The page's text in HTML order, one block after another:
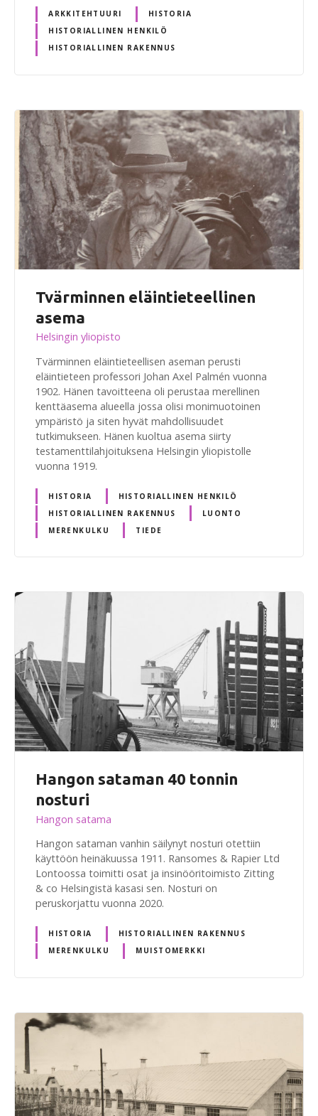
ARKKITEHTUURI
HISTORIA
HISTORIALLINEN HENKILÖ
HISTORIALLINEN RAKENNUS
Tvärminnen eläintieteellinen
asema
Helsingin yliopisto
Tvärminnen eläintieteellisen aseman perusti
eläintieteen professori Johan Axel Palmén vuonna
1902. Hänen tavoitteena oli perustaa merellinen
kenttäasema alueella jossa olisi monimuotoinen
ympäristö ja siten hyvät mahdollisuudet
tutkimukseen. Hänen kuoltua asema siirty
testamenttilahjoituksena Helsingin yliopistolle
vuonna 1919.
HISTORIA
HISTORIALLINEN HENKILÖ
HISTORIALLINEN RAKENNUS
LUONTO
MERENKULKU
TIEDE
Hangon sataman 40 tonnin
nosturi
Hangon satama
Hangon sataman vanhin säilynyt nosturi otettiin
käyttöön heinäkuussa 1911. Ransomes & Rapier Ltd
Lontoossa toimitti osat ja insinööritoimisto Zitting
& co Helsingistä kasasi sen. Nosturi on
peruskorjattu vuonna 2020.
HISTORIA
HISTORIALLINEN RAKENNUS
MERENKULKU
MUISTOMERKKI